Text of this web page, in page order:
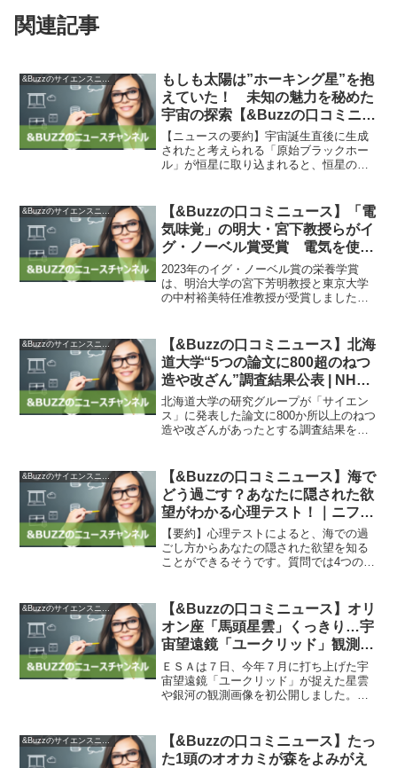
関連記事
&Buzzのサイエンスニュース
もしも太陽は”ホーキング星”を抱
えていた！ 未知の魅力を秘めた
宇宙の探索【&Buzzの口コミニュ
ース】
【ニュースの要約】宇宙誕生直後に生成
されたと考えられる「原始ブラックホー
ル」が恒星に取り込まれると、恒星の進
ラックホールが小さい場合には太陽に観
測可能な変化を及ぼさず存...
&Buzzのサイエンスニュース
【&Buzzの口コミニュース】「電
気味覚」の明大・宮下教授らがイ
グ・ノーベル賞受賞 電気を使っ
て“味を変える”研究とは？ –
ITmedia NEWS
2023年のイグ・ノーベル賞の栄養学賞
は、明治大学の宮下芳明教授と東京大学
の中村裕美特任准教授が受賞しました。
た。受賞対象論文は、彼らが2011年に発
表したもので、電気...
&Buzzのサイエンスニュース
【&Buzzの口コミニュース】北海
道大学“5つの論文に800超のねつ
造や改ざん”調査結果公表 | NHK |
北海道
北海道大学の研究グループが「サイエン
ス」に発表した論文に800か所以上のねつ
造や改ざんがあったとする調査結果を公
文について、実験データにねつ造や改ざ
んがあったことを...
&Buzzのサイエンスニュース
【&Buzzの口コミニュース】海で
どう過ごす？あなたに隠された欲
望がわかる心理テスト！｜ニフテ
ィニュース
【要約】心理テストによると、海での過
ごし方からあなたの隠された欲望を知る
ことができるそうです。質問では4つの選
ンパを選ぶあなたは、寂しがり屋であ
り、異性と仲良くなりたい...
&Buzzのサイエンスニュース
【&Buzzの口コミニュース】オリ
オン座「馬頭星雲」くっきり…宇
宙望遠鏡「ユークリッド」観測画
像を初公開 : 読売新聞
ＥＳＡは７日、今年７月に打ち上げた宇
宙望遠鏡「ユークリッド」が捉えた星雲
や銀河の観測画像を初公開しました。ユ
宙の精密な立体地図を作る計画です。公
開された画像の中で特に注...
&Buzzのサイエンスニュース
【&Buzzの口コミニュース】たっ
た1頭のオオカミが森をよみがえ